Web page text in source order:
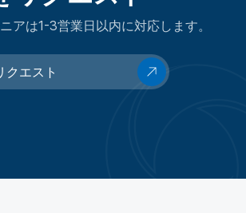
アは1-3営業日以内に対応します。
クエスト